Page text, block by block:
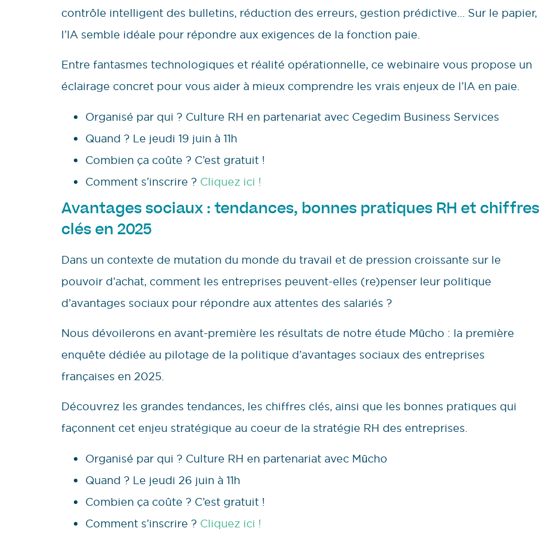
contrôle intelligent des bulletins, réduction des erreurs, gestion prédictive… Sur le papier,
l’IA semble idéale pour répondre aux exigences de la fonction paie.
Entre fantasmes technologiques et réalité opérationnelle, ce webinaire vous propose un
éclairage concret pour vous aider à mieux comprendre les vrais enjeux de l’IA en paie.
Organisé par qui ? Culture RH en partenariat avec Cegedim Business Services
Quand ? Le jeudi 19 juin à 11h
Combien ça coûte ? C’est gratuit !
Comment s’inscrire ? Cliquez ici !
Avantages sociaux : tendances, bonnes pratiques RH et chiffres
clés en 2025
Dans un contexte de mutation du monde du travail et de pression croissante sur le
pouvoir d’achat, comment les entreprises peuvent-elles (re)penser leur politique
d’avantages sociaux pour répondre aux attentes des salariés ?
Nous dévoilerons en avant-première les résultats de notre étude Mūcho : la première
enquête dédiée au pilotage de la politique d’avantages sociaux des entreprises
françaises en 2025.
Découvrez les grandes tendances, les chiffres clés, ainsi que les bonnes pratiques qui
façonnent cet enjeu stratégique au coeur de la stratégie RH des entreprises.
Organisé par qui ? Culture RH en partenariat avec Mūcho
Quand ? Le jeudi 26 juin à 11h
Combien ça coûte ? C’est gratuit !
Comment s’inscrire ? Cliquez ici !